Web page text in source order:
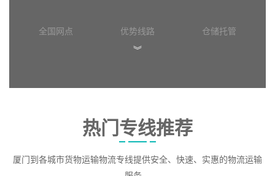
全国网点 优势线路
仓储托管
︾
热门专线推荐
厦门到各城市货物运输物流专线提供安全、快速、实惠的物流运输